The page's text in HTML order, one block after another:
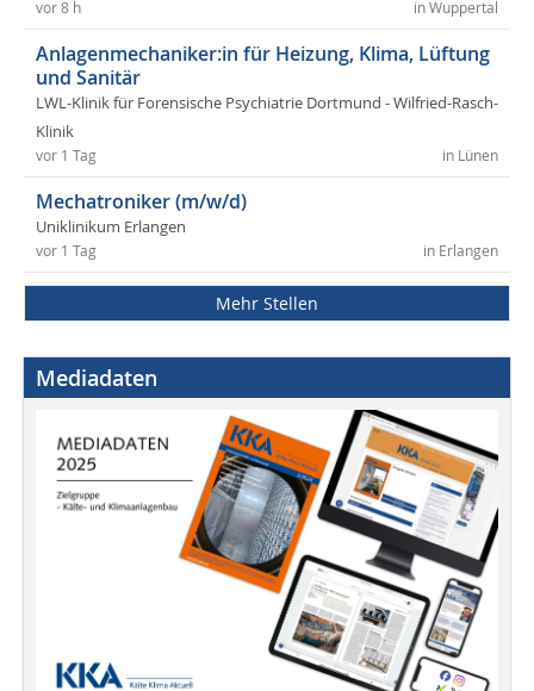
in Wuppertal
vor 8 h
Anlagenmechaniker:in für Heizung, Klima, Lüftung
und Sanitär
LWL-Klinik für Forensische Psychiatrie Dortmund - Wilfried-Rasch-
Klinik
in Lünen
vor 1 Tag
Mechatroniker (m/w/d)
Uniklinikum Erlangen
in Erlangen
vor 1 Tag
Mehr Stellen
Mediadaten